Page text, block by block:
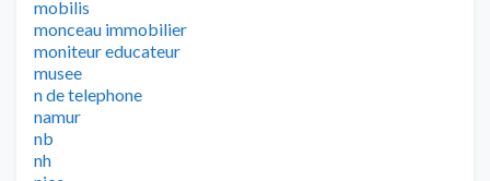
mobilis
monceau immobilier
moniteur educateur
musee
n de telephone
namur
nb
nh